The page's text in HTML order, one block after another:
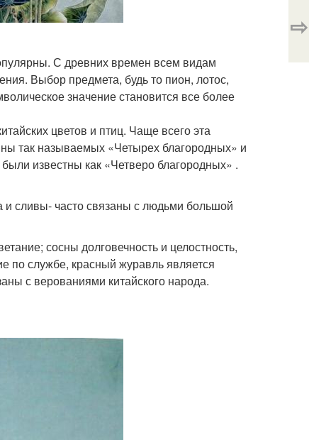
С древних времен всем видам
Выбор предмета, будь то пион, лотос,
значение становится все более
цветов и птиц. Чаще всего эта
так называемых «Четырех благородных» и
известны как «Четверо благородных» .
сливы- часто связаны с людьми большой
сосны долговечность и целостность,
по службе, красный журавль является
с верованиями китайского народа.
⇨